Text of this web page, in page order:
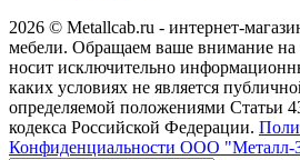
2026 © Metallcab.ru - интернет-
мебели. Обращаем ваше внимание на
носит исключительно
каких условиях не является
определяемой положениями Статьи
кодекса Российской Федерации.
Конфиденциальности ООО "Металл-